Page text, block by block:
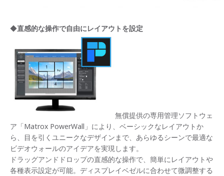
◆直感的な操作で自由にレイアウトを設定
無償提供の専用管理ソフトウェ
ア「Matrox PowerWall」により、ベーシックなレイアウトか
ら、目を引くユニークなデザインまで、あらゆるシーンで最適な
ビデオウォールのアイデアを実現します。
ドラッグアンドドロップの直感的な操作で、簡単にレイアウトや
各種表示設定が可能。ディスプレイベゼルに合わせて微調整する